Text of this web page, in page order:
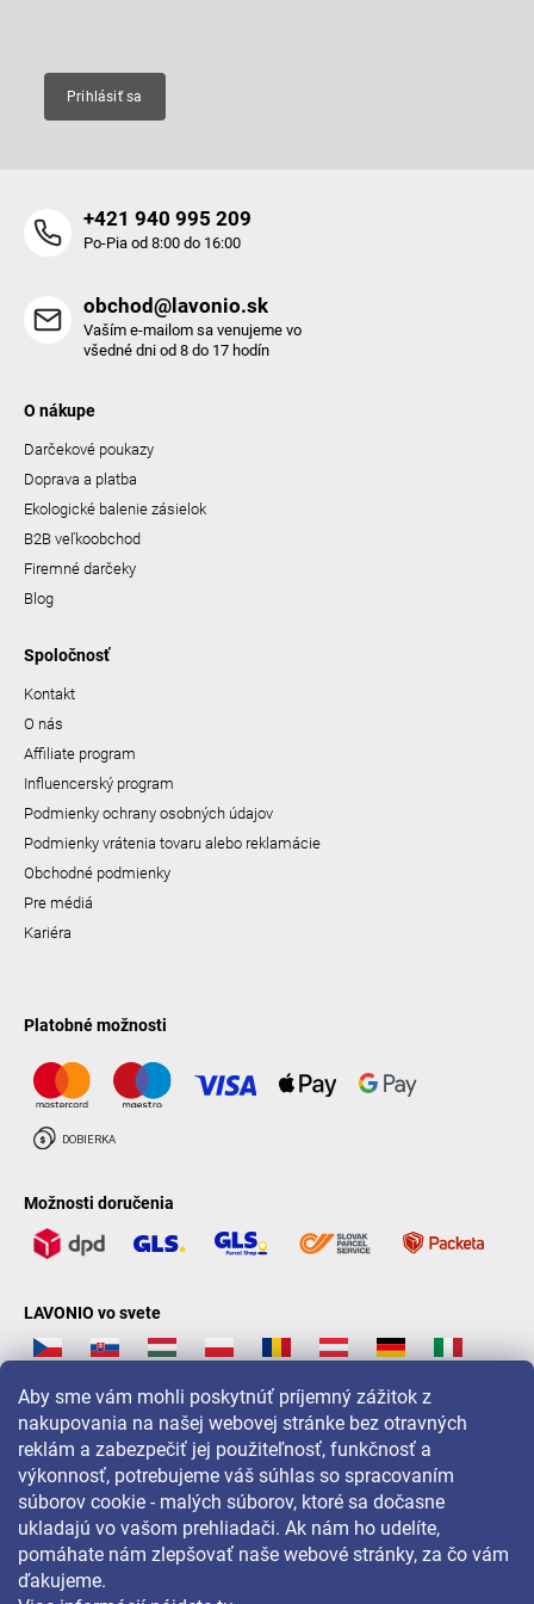
Aby sme vám mohli poskytnúť príjemný zážitok z
nakupovania na našej webovej stránke bez otravných
reklám a zabezpečiť jej použiteľnosť, funkčnosť a
výkonnosť, potrebujeme váš súhlas so spracovaním
súborov cookie - malých súborov, ktoré sa dočasne
ukladajú vo vašom prehliadači. Ak nám ho udelíte,
pomáhate nám zlepšovať naše webové stránky, za čo vám
ďakujeme.
Prihlásiť sa
+421 940 995 209
Po-Pia od 8:00 do 16:00
obchod@lavonio.sk
Vaším e-mailom sa venujeme vo
všedné dni od 8 do 17 hodín
O nákupe
Darčekové poukazy
Doprava a platba
Ekologické balenie zásielok
B2B veľkoobchod
Firemné darčeky
Blog
Spoločnosť
Kontakt
O nás
Affiliate program
Influencerský program
Podmienky ochrany osobných údajov
Podmienky vrátenia tovaru alebo reklamácie
Obchodné podmienky
Pre médiá
Kariéra
Platobné možnosti
Možnosti doručenia
LAVONIO vo svete
Pre akcie, súťaže a zľavy nás sledujte na: